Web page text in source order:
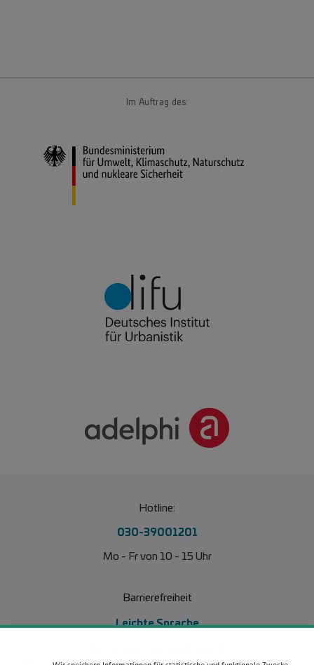
Im Auftrag des:
Hotline:
030-39001201
Mo - Fr von 10 - 15 Uhr
Barrierefreiheit
Leichte Sprache